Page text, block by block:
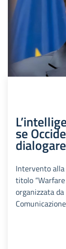
se
dialogare
Intervento alla
titolo
organizzata